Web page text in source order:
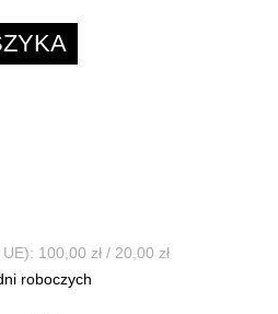
100,00 zł / 20,00 zł
roboczych